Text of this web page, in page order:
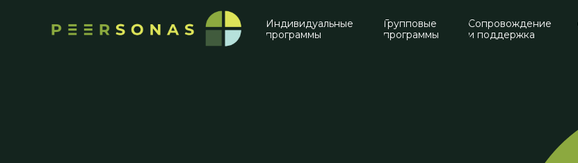
Индивидуальные
программы
Групповые
программы
Сопровождение
и поддержка